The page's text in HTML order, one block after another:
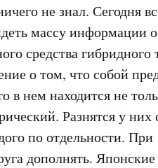
не знал. Сегодня
массу информации
средства гибридного
о том, что собой
в нем находится не
Разнятся у
по отдельности. При
дополнять.